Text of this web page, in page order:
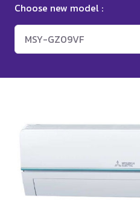
Choose new model :
MSY-GZ09VF